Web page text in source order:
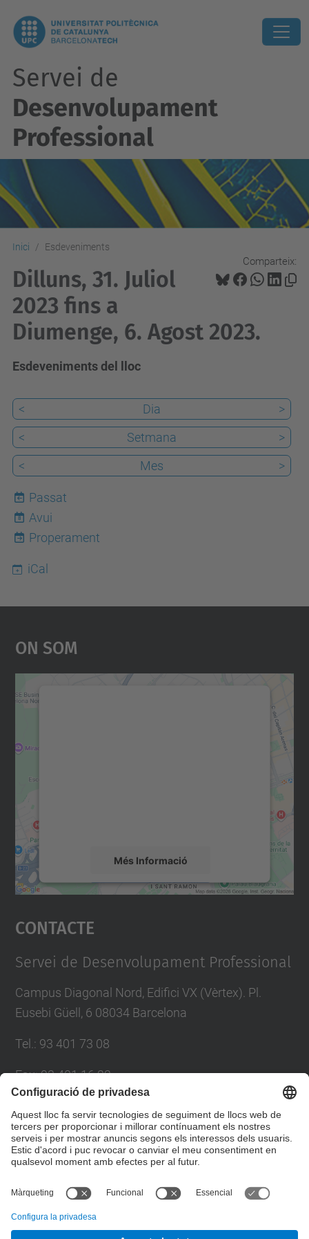
Servei de
Desenvolupament
Professional
Inici Esdeveniments
Comparteix:
Dilluns, 31. Juliol
2023 fins a
Diumenge, 6. Agost 2023.
Esdeveniments del lloc
< Dia
>
<
Setmana
>
<
Mes >
Passat
8
Avui
Properament
iCal
On Som
Més Informació
Accepta
powered by
Contacte
Servei de Desenvolupament Professional
Campus Diagonal Nord, Edifici VX (Vèrtex). Pl.
Eusebi Güell, 6 08034 Barcelona
Tel. : 93 401 73 08
Fax:93 401 16 22
Directori UPC
Formulari de contacte